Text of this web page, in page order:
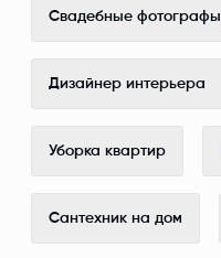
Свадебные фотографы
Дизайнер интерьера
Уборка квартир
Сантехник на дом